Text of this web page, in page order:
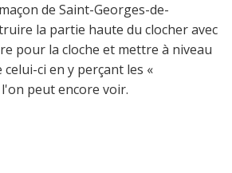
de Saint-Georges-de-
la partie haute du clocher avec
pour la cloche et mettre à niveau
ci en y perçant les «
peut encore voir.